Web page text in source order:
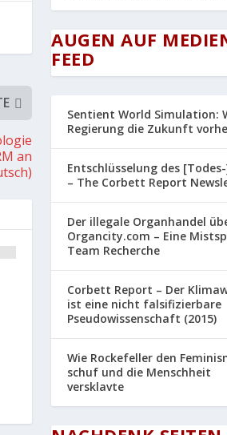
an
AUGEN AUF
FEED
Sentient World Simulation:
Regierung die Zukunft
Entschlüsselung des
– The Corbett Report
Der illegale Organhandel
Organcity.com – Eine
Team Recherche
Corbett Report – Der
ist eine nicht falsifizierbare
Pseudowissenschaft (2015)
Wie Rockefeller den
schuf und die Menschheit
versklavte